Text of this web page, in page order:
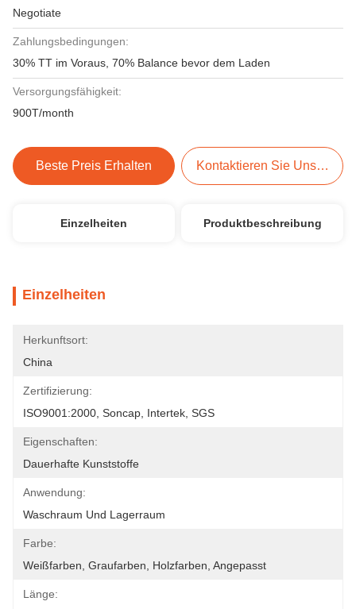
Negotiate
Zahlungsbedingungen:
30% TT im Voraus, 70% Balance bevor dem Laden
Versorgungsfähigkeit:
900T/month
Beste Preis Erhalten Kontaktieren Sie Uns Jetzt
Einzelheiten Produktbeschreibung
Einzelheiten
Herkunftsort:
China
Zertifizierung:
ISO9001:2000, Soncap, Intertek, SGS
Eigenschaften:
Dauerhafte Kunststoffe
Anwendung:
Waschraum Und Lagerraum
Farbe:
Weißfarben, Graufarben, Holzfarben, Angepasst
Länge: